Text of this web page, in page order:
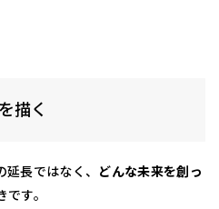
描く
長ではなく、 どんな未来を創っ
す。